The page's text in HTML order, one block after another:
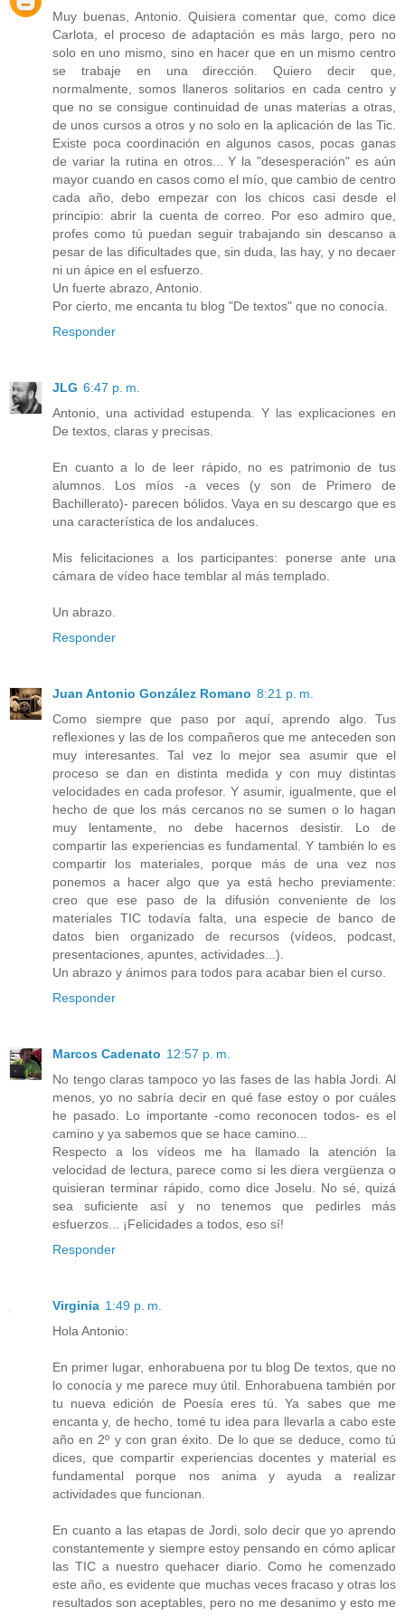
Muy buenas, Antonio. Quisiera comentar que, como dice
Carlota, el proceso de adaptación es más largo, pero no
solo en uno mismo, sino en hacer que en un mismo centro
se trabaje en una dirección. Quiero decir que,
normalmente, somos llaneros solitarios en cada centro y
que no se consigue continuidad de unas materias a otras,
de unos cursos a otros y no solo en la aplicación de las Tic.
Existe poca coordinación en algunos casos, pocas ganas
de variar la rutina en otros... Y la "desesperación" es aún
mayor cuando en casos como el mío, que cambio de centro
cada año, debo empezar con los chicos casi desde el
principio: abrir la cuenta de correo. Por eso admiro que,
profes como tú puedan seguir trabajando sin descanso a
pesar de las dificultades que, sin duda, las hay, y no decaer
ni un ápice en el esfuerzo.
Un fuerte abrazo, Antonio.
Por cierto, me encanta tu blog "De textos" que no conocía.
Responder
JLG 6:47 p. m.
Antonio, una actividad estupenda. Y las explicaciones en
De textos, claras y precisas.
En cuanto a lo de leer rápido, no es patrimonio de tus
alumnos. Los míos -a veces (y son de Primero de
Bachillerato)- parecen bólidos. Vaya en su descargo que es
una característica de los andaluces.
Mis felicitaciones a los participantes: ponerse ante una
cámara de vídeo hace temblar al más templado.
Un abrazo.
Responder
Juan Antonio González Romano 8:21 p. m.
Como siempre que paso por aquí, aprendo algo. Tus
reflexiones y las de los compañeros que me anteceden son
muy interesantes. Tal vez lo mejor sea asumir que el
proceso se dan en distinta medida y con muy distintas
velocidades en cada profesor. Y asumir, igualmente, que el
hecho de que los más cercanos no se sumen o lo hagan
muy lentamente, no debe hacernos desistir. Lo de
compartir las experiencias es fundamental. Y también lo es
compartir los materiales, porque más de una vez nos
ponemos a hacer algo que ya está hecho previamente:
creo que ese paso de la difusión conveniente de los
materiales TIC todavía falta, una especie de banco de
datos bien organizado de recursos (vídeos, podcast,
presentaciones, apuntes, actividades...).
Un abrazo y ánimos para todos para acabar bien el curso.
Responder
Marcos Cadenato 12:57 p. m.
No tengo claras tampoco yo las fases de las habla Jordi. Al
menos, yo no sabría decir en qué fase estoy o por cuáles
he pasado. Lo importante -como reconocen todos- es el
camino y ya sabemos que se hace camino...
Respecto a los vídeos me ha llamado la atención la
velocidad de lectura, parece como si les diera vergüenza o
quisieran terminar rápido, como dice Joselu. No sé, quizá
sea suficiente así y no tenemos que pedirles más
esfuerzos... ¡Felicidades a todos, eso sí!
Responder
Virginia 1:49 p. m.
Hola Antonio:
En primer lugar, enhorabuena por tu blog De textos, que no
lo conocía y me parece muy útil. Enhorabuena también por
tu nueva edición de Poesía eres tú. Ya sabes que me
encanta y, de hecho, tomé tu idea para llevarla a cabo este
año en 2º y con gran éxito. De lo que se deduce, como tú
dices, que compartir experiencias docentes y material es
fundamental porque nos anima y ayuda a realizar
actividades que funcionan.
En cuanto a las etapas de Jordi, solo decir que yo aprendo
constantemente y siempre estoy pensando en cómo aplicar
las TIC a nuestro quehacer diario. Como he comenzado
este año, es evidente que muchas veces fracaso y otras los
resultados son aceptables, pero no me desanimo y esto me